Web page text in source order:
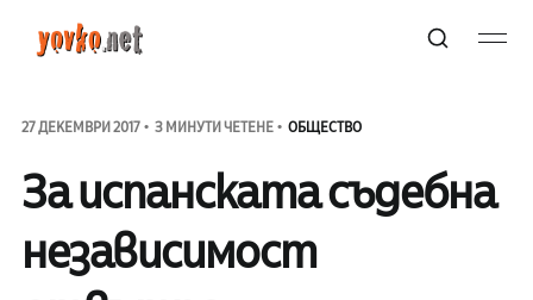
27 ДЕКЕМВРИ 2017 3 МИНУТИ ЧЕТЕНЕ ОБЩЕСТВО
За испанската съдебна
независимост